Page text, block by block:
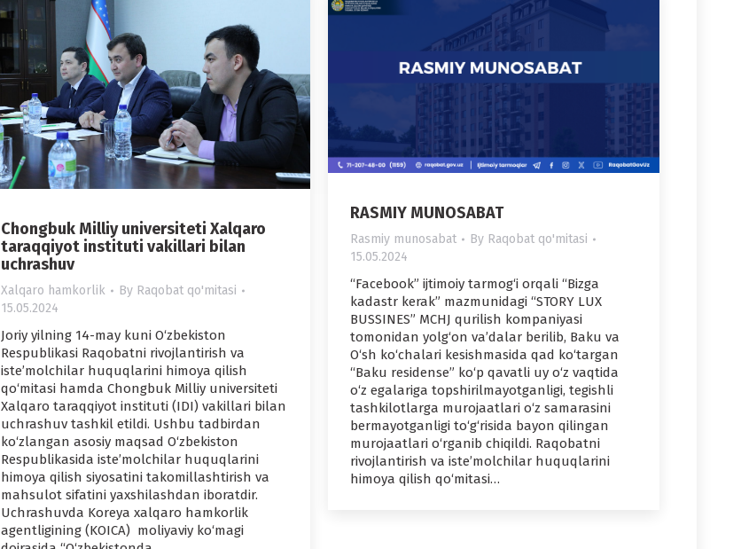
Chongbuk Milliy universiteti Xalqaro
taraqqiyot instituti vakillari bilan
uchrashuv
Xalqaro hamkorlik By Raqobat qo'mitasi
15.05.2024
Joriy yilning 14-may kuni O‘zbekiston
Respublikasi Raqobatni rivojlantirish va
iste’molchilar huquqlarini himoya qilish
qo‘mitasi hamda Chongbuk Milliy universiteti
Xalqaro taraqqiyot instituti (IDI) vakillari bilan
uchrashuv tashkil etildi. Ushbu tadbirdan
ko‘zlangan asosiy maqsad O‘zbekiston
Respublikasida iste’molchilar huquqlarini
himoya qilish siyosatini takomillashtirish va
mahsulot sifatini yaxshilashdan iboratdir.
Uchrashuvda Koreya xalqaro hamkorlik
agentligining (KOICA) moliyaviy ko‘magi
RASMIY MUNOSABAT
Rasmiy munosabat By Raqobat qo'mitasi
15.05.2024
“Facebook” ijtimoiy tarmog‘i orqali “Bizga
kadastr kerak” mazmunidagi “STORY LUX
BUSSINES” MCHJ qurilish kompaniyasi
tomonidan yolg‘on va’dalar berilib, Baku va
O‘sh ko‘chalari kesishmasida qad ko‘targan
“Baku residense” ko‘p qavatli uy o‘z vaqtida
o‘z egalariga topshirilmayotganligi, tegishli
tashkilotlarga murojaatlari o‘z samarasini
bermayotganligi to‘g‘risida bayon qilingan
murojaatlari o‘rganib chiqildi. Raqobatni
rivojlantirish va iste’molchilar huquqlarini
himoya qilish qo‘mitasi…